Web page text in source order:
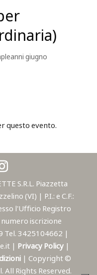
giugno
questo evento.
S.R.L. Piazzetta
(VI) | P.I.: e C.F.:
l'Ufficio Registro
numero iscrizione
Tel. 3425104662 |
| Privacy Policy |
| Copyright ©
All Rights Reserved.